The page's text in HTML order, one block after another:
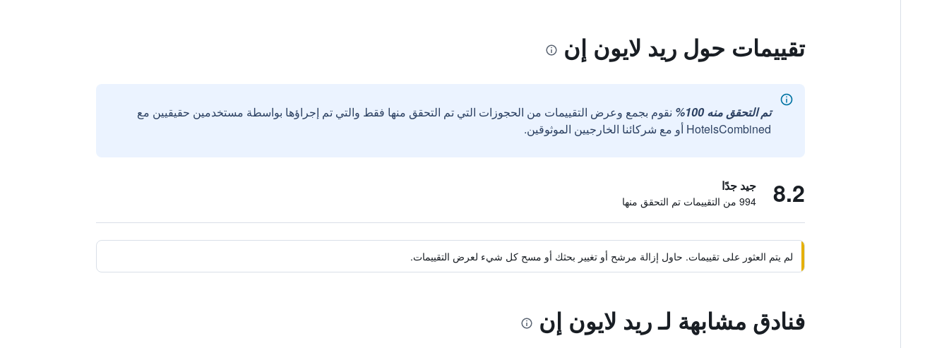
تقييمات حول ريد لايون إن
تم التحقق منه 100%
نقوم بجمع وعرض التقييمات من الحجوزات التي تم التحقق منها فقط والتي تم إجراؤها بواسطة مستخدمين حقيقيين مع
HotelsCombined أو مع شركائنا الخارجيين الموثوقين.
8.2 جيد جدًا
994 من التقييمات تم التحقق منها
لم يتم العثور على تقييمات. حاول إزالة مرشح أو تغيير بحثك أو مسح كل شيء لعرض التقييمات.
فنادق مشابهة لـ ريد لايون إن